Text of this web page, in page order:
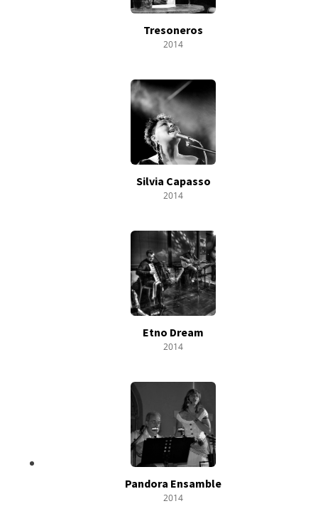
Tresoneros
2014
Silvia Capasso
2014
Etno Dream
2014
Pandora Ensamble
2014